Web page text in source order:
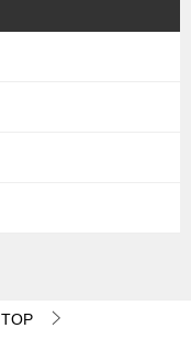
TOP